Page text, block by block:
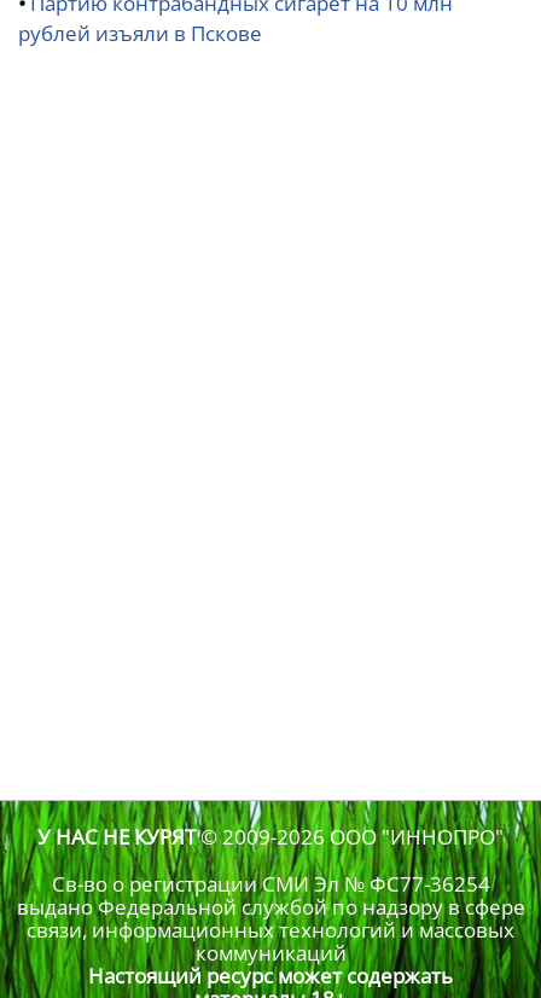
рублей изъяли в Пскове
У НАС НЕ КУРЯТ© 2009-2026ООО "ИННОПРО"
Св-во о регистрации СМИ Эл № ФС77-36254
выдано Федеральной службой по надзору в сфере
связи, информационных технологий и массовых
коммуникаций
Настоящий ресурс может содержать